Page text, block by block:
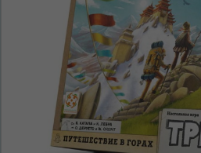
În ce limbă ați dori să vedeți site-ul nostru?
Беспокоим Вас только один раз,
сохраним Ваш выбор языка.
Vă vom deranja doar o singură dată, apoi
vom salva alegerea limbii.
Если вы хотите переключить язык
сайта, то это можно всегда сделать в
правом верхнем углу страницы.